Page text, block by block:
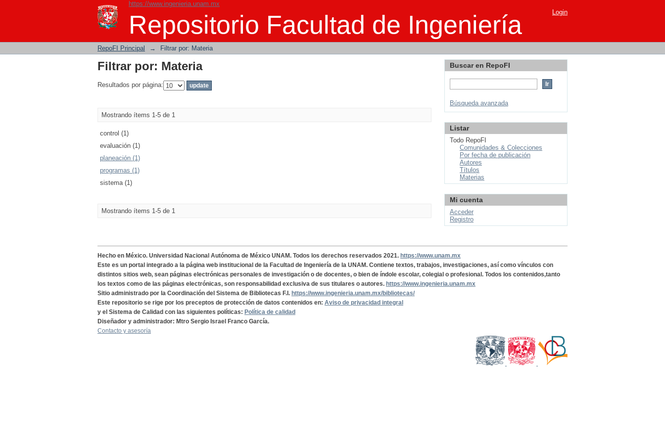
https://www.ingenieria.unam.mx
Repositorio Facultad de Ingeniería
Filtrar por: Materia Login
RepoFI Principal → Filtrar por: Materia
Filtrar por: Materia
Resultados por página:
Mostrando ítems 1-5 de 1
control (1)
evaluación (1)
planeación (1)
programas (1)
sistema (1)
Mostrando ítems 1-5 de 1
Buscar en RepoFI
Búsqueda avanzada
Listar
Todo RepoFI
Comunidades & Colecciones
Por fecha de publicación
Autores
Títulos
Materias
Mi cuenta
Acceder
Registro
Hecho en México. Universidad Nacional Autónoma de México UNAM. Todos los derechos reservados 2021. https://www.unam.mx
Este es un portal integrado a la página web institucional de la Facultad de Ingeniería de la UNAM. Contiene textos, trabajos, investigaciones, así como vínculos con
distintos sitios web, sean páginas electrónicas personales de investigación o de docentes, o bien de índole escolar, colegial o profesional. Todos los contenidos,tanto
los textos como de las páginas electrónicas, son responsabilidad exclusiva de sus titulares o autores. https://www.ingenieria.unam.mx
Sitio administrado por la Coordinación del Sistema de Bibliotecas F.I. https://www.ingenieria.unam.mx/bibliotecas/
Este repositorio se rige por los preceptos de protección de datos contenidos en: Aviso de privacidad integral
y el Sistema de Calidad con las siguientes políticas: Política de calidad
Diseñador y administrador: Mtro Sergio Israel Franco García.
Contacto y asesoría